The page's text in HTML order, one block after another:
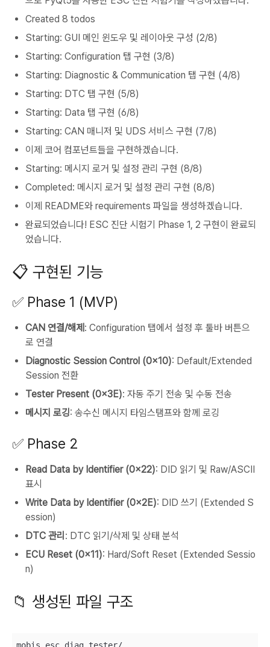
Created 8 todos
Starting: GUI 메인 윈도우 및 레이아웃 구성 (2/8)
Starting: Configuration 탭 구현 (3/8)
Starting: Diagnostic & Communication 탭 구현 (4/8)
Starting: DTC 탭 구현 (5/8)
Starting: Data 탭 구현 (6/8)
Starting: CAN 매니저 및 UDS 서비스 구현 (7/8)
이제 코어 컴포넌트들을 구현하겠습니다.
Starting: 메시지 로거 및 설정 관리 구현 (8/8)
Completed: 메시지 로거 및 설정 관리 구현 (8/8)
이제 README와 requirements 파일을 생성하겠습니다.
완료되었습니다! ESC 진단 시험기 Phase 1, 2 구현이 완료되
었습니다.
📋 구현된 기능
✅ Phase 1 (MVP)
CAN 연결/해제 : Configuration 탭에서 설정 후 툴바 버튼으
로 연결
Diagnostic Session Control (0x10): Default/Extended
Session 전환
Tester Present (0x3E): 자동 주기 전송 및 수동 전송
메시지 로깅: 송수신 메시지 타임스탬프와 함께 로깅
✅ Phase 2
Read Data by Identifier (0x22): DID 읽기 및 Raw/ASCII
표시
Write Data by Identifier (0x2E): DID 쓰기 (Extended S
ession)
DTC 관리 : DTC 읽기/삭제 및 상태 분석
ECU Reset (0x11): Hard/Soft Reset (Extended Sessio
n)
📁 생성된 파일 구조